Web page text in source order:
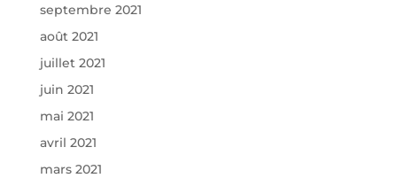
septembre 2021
août 2021
juillet 2021
juin 2021
mai 2021
avril 2021
mars 2021